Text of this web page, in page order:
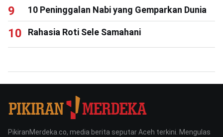
10 Peninggalan Nabi yang Gemparkan Dunia
Rahasia Roti Sele Samahani
PikiranMerdeka.co, media berita seputar Aceh terkini. Mengulas